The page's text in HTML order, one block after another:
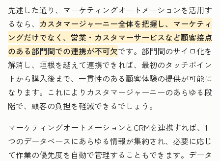
先述した通り、マーケティングオートメーションを活用す
るなら、 カスタマージャーニー全体を把握し、マーケティ
ングだけでなく、営業・カスタマーサービスなど顧客接点
のある部門間での連携が不可欠です。部門間のサイロ化を
解消し、垣根を越えて連携できれば、最初のタッチポイン
トから購入後まで、一貫性のある顧客体験の提供が可能に
なります。これによりカスタマージャーニーのあらゆる段
階で、顧客の負担を軽減できるでしょう。
マーケティングオートメーションとCRMを連携すれば、1
つのデータベースにあらゆる情報が集約され、必要に応じ
て作業の優先度を自動で管理することもできます。データ